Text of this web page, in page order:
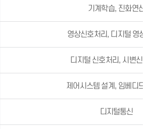
기계학습, 진화연산
영상신호처리, 디지털 영상
디지털 신호처리, 시변신호
제어시스템 설계, 임베디드
디지털통신